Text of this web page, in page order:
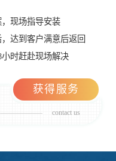
现场指导安装
达到客户满意后返回
时赶赴现场解决
contact us
获得服务